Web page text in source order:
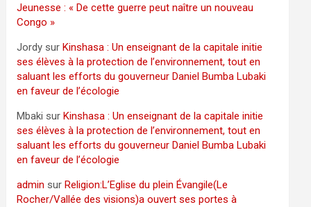
Jeunesse : « De cette guerre peut naître un nouveau
Congo »
Jordy surKinshasa : Un enseignant de la capitale initie
ses élèves à la protection de l’environnement, tout en
saluant les efforts du gouverneur Daniel Bumba Lubaki
en faveur de l’écologie
Mbaki surKinshasa : Un enseignant de la capitale initie
ses élèves à la protection de l’environnement, tout en
saluant les efforts du gouverneur Daniel Bumba Lubaki
en faveur de l’écologie
admin surReligion:L’Eglise du plein Évangile(Le
Rocher/Vallée des visions)a ouvert ses portes à